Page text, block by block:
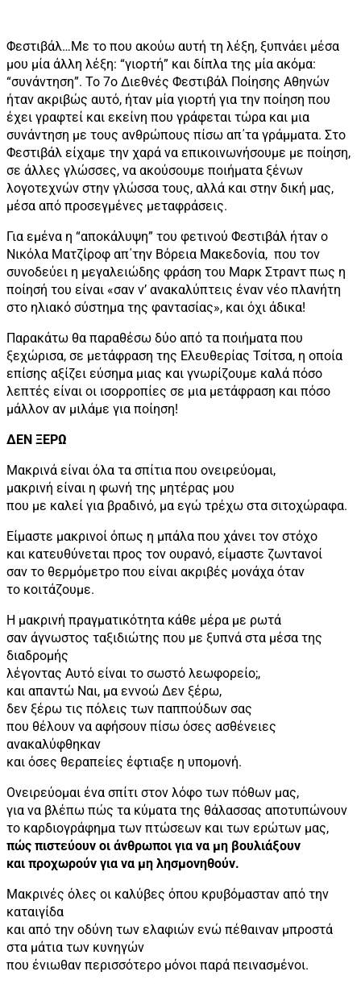
Φεστιβάλ…Με το που ακούω αυτή τη λέξη, ξυπνάει μέσα
μου μία άλλη λέξη: “γιορτή” και δίπλα της μία ακόμα:
“συνάντηση”. Το 7ο Διεθνές Φεστιβάλ Ποίησης Αθηνών
ήταν ακριβώς αυτό, ήταν μία γιορτή για την ποίηση που
έχει γραφτεί και εκείνη που γράφεται τώρα και μια
συνάντηση με τους ανθρώπους πίσω απ΄τα γράμματα. Στο
Φεστιβάλ είχαμε την χαρά να επικοινωνήσουμε με ποίηση,
σε άλλες γλώσσες, να ακούσουμε ποιήματα ξένων
λογοτεχνών στην γλώσσα τους, αλλά και στην δική μας,
μέσα από προσεγμένες μεταφράσεις.
Για εμένα η “αποκάλυψη” του φετινού Φεστιβάλ ήταν ο
Νικόλα Ματζίροφ απ΄την Βόρεια Μακεδονία, που τον
συνοδεύει η μεγαλειώδης φράση του Μαρκ Στραντ πως η
ποίησή του είναι «σαν ν’ ανακαλύπτεις έναν νέο πλανήτη
στο ηλιακό σύστημα της φαντασίας», και όχι άδικα!
Παρακάτω θα παραθέσω δύο από τα ποιήματα που
ξεχώρισα, σε μετάφραση της Ελευθερίας Τσίτσα, η οποία
επίσης αξίζει εύσημα μιας και γνωρίζουμε καλά πόσο
λεπτές είναι οι ισορροπίες σε μια μετάφραση και πόσο
μάλλον αν μιλάμε για ποίηση!
ΔΕΝ ΞΕΡΩ
Μακρινά είναι όλα τα σπίτια που ονειρεύομαι,
μακρινή είναι η φωνή της μητέρας μου
που με καλεί για βραδινό, μα εγώ τρέχω στα σιτοχώραφα.
Είμαστε μακρινοί όπως η μπάλα που χάνει τον στόχο
και κατευθύνεται προς τον ουρανό, είμαστε ζωντανοί
σαν το θερμόμετρο που είναι ακριβές μονάχα όταν
το κοιτάζουμε.
Η μακρινή πραγματικότητα κάθε μέρα με ρωτά
σαν άγνωστος ταξιδιώτης που με ξυπνά στα μέσα της
διαδρομής
λέγοντας Αυτό είναι το σωστό λεωφορείο;,
και απαντώ Ναι, μα εννοώ Δεν ξέρω,
δεν ξέρω τις πόλεις των παππούδων σας
που θέλουν να αφήσουν πίσω όσες ασθένειες
ανακαλύφθηκαν
και όσες θεραπείες έφτιαξε η υπομονή.
Ονειρεύομαι ένα σπίτι στον λόφο των πόθων μας,
για να βλέπω πώς τα κύματα της θάλασσας αποτυπώνουν
το καρδιογράφημα των πτώσεων και των ερώτων μας,
πώς πιστεύουν οι άνθρωποι για να μη βουλιάξουν
και προχωρούν για να μη λησμονηθούν.
Μακρινές όλες οι καλύβες όπου κρυβόμασταν από την
καταιγίδα
και από την οδύνη των ελαφιών ενώ πέθαιναν μπροστά
στα μάτια των κυνηγών
που ένιωθαν περισσότερο μόνοι παρά πεινασμένοι.